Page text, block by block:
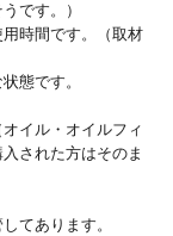
です。）
時間です。（取材
態です。
イル・オイルフィ
された方はそのま
てあります。